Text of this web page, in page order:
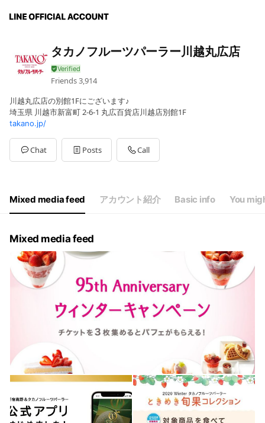
タカノフルーツパーラー川越丸広店
Friends3,914
川越丸広店の別館1Fにございます♪
埼玉県 川越市新富町 2-6-1 丸広百貨店川越店別館1F
takano.jp/
Chat Posts Call
Mixed media feed アカウント紹介 Basic info You
Mixed media feed